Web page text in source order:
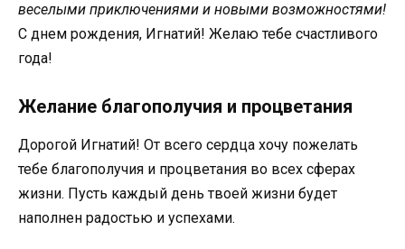
веселыми приключениями и новыми возможностями!
С днем рождения, Игнатий! Желаю тебе счастливого
года!
Желание благополучия и процветания
Дорогой Игнатий! От всего сердца хочу пожелать
тебе благополучия и процветания во всех сферах
жизни. Пусть каждый день твоей жизни будет
наполнен радостью и успехами.